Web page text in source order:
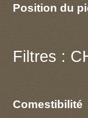
Position du
Filtres :
Comestibilité